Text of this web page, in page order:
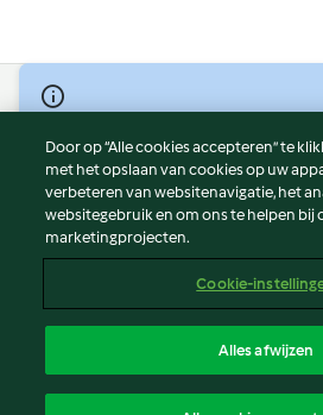
© Copyright 2026
Gebruiksvoorwaarden
Privacybeleid
Disclaimer
Colofon
Verslag Inhoud
Toegankelijkheidsverklaring
Door op “Alle cookies accepteren” te
met het opslaan van cookies op uw
verbeteren van websitenavigatie, het
websitegebruik en om ons te helpen bij
marketingprojecten.
Cookie-
Alles afwijzen